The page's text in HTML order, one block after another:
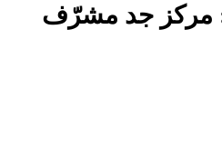
مركز جد مشرّف